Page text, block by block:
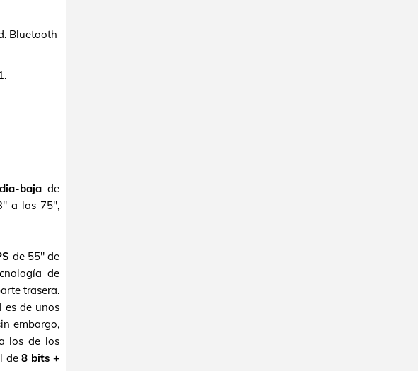
Bluetooth
baja de
a las 75",
de 55" de
de
trasera.
es de unos
embargo,
los de los
de8 bits +